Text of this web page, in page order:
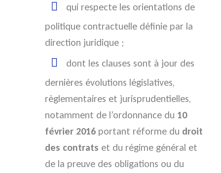
qui respecte les orientations de
politique contractuelle définie par la
direction juridique ;
dont les clauses sont à jour des
dernières évolutions législatives,
règlementaires et jurisprudentielles,
notamment de l’ordonnance du 10
février 2016portant réforme du droit
des contrats et du régime général et
de la preuve des obligations ou du